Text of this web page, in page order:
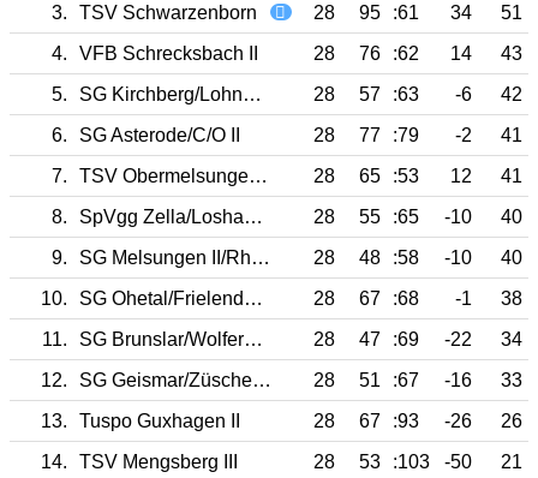
3.
TSV Schwarzenborn 28 95 :61 34
51
4.
VFB Schrecksbach II 28 76 :62 14
43
5.
SG Kirchberg/Lohne/Haddamar II 28 57 :63 -6
42
6.
SG Asterode/C/O II 28 77 :79 -2
41
7.
TSV Obermelsungen II 28 65 :53 12
41
8.
SpVgg Zella/Loshausen II 28 55 :65 -10
40
9.
SG Melsungen II/Rhünda 28 48 :58 -10
40
10.
SG Ohetal/Frielendorf II 28 67 :68 -1
38
11.
SG Brunslar/Wolfershausen II 28 47 :69 -22
34
12.
SG Geismar/Züschen II 28 51 :67 -16
33
13.
Tuspo Guxhagen II 28 67 :93 -26
26
14.
TSV Mengsberg III 28 53 :103 -50
21